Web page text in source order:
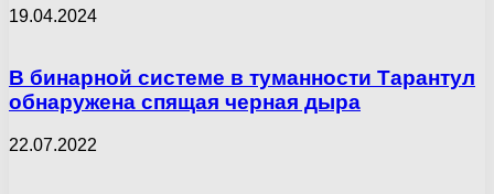
19.04.2024
В бинарной системе в туманности Тарантул
обнаружена спящая черная дыра
22.07.2022